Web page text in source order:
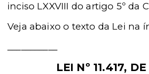
inciso LXXVIII do artigo 5º da
Veja abaixo o texto da Lei na
LEI Nº 11.417,